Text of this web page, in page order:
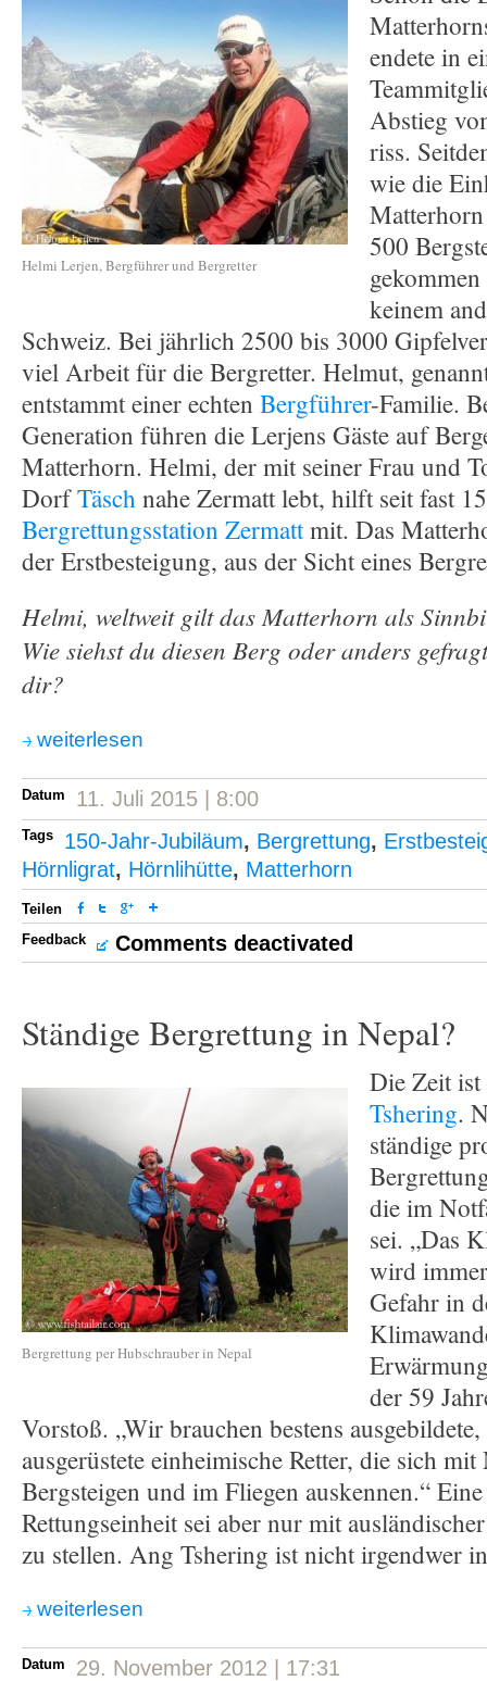
Helmi Lerjen, Bergführer und Bergretter
endete in
Abstieg
riss.
wie die
500
keinem
Schweiz. Bei jährlich 2500 bis 3000
viel Arbeit für die Bergretter. Helmut,
entstammt einer echten Bergführer-Familie.
Generation führen die Lerjens Gäste auf
Matterhorn. Helmi, der mit seiner Frau und
DorfTäschnahe Zermatt lebt, hilft seit fast
Bergrettungsstation Zermattmit. Das
der Erstbesteigung, aus der Sicht eines
Helmi, weltweit gilt das Matterhorn als
Wie siehst du diesen Berg oder anders
dir?
weiterlesen
Datum 11. Juli 2015 | 8:00
Tags 150-Jahr-Jubiläum, Bergrettung,
Hörnligrat, Hörnlihütte, Matterhorn
Teilen
Feedback
Comments deactivated
Ständige Bergrettung in Nepal?
Bergrettung per Hubschrauber in Nepal
Die Zeit
Tshering.
ständige
die im
sei. „Das
wird
Gefahr in
der 59
Vorstoß. „Wir brauchen bestens
ausgerüstete einheimische Retter, die sich
Bergsteigen und im Fliegen auskennen.“
Rettungseinheit sei aber nur mit
zu stellen. Ang Tshering ist nicht irgendwer
weiterlesen
Datum 29. November 2012 | 17:31